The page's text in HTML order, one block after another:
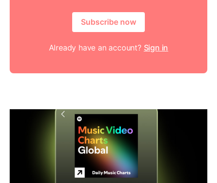
Subscribe now
Already have an account? Sign in